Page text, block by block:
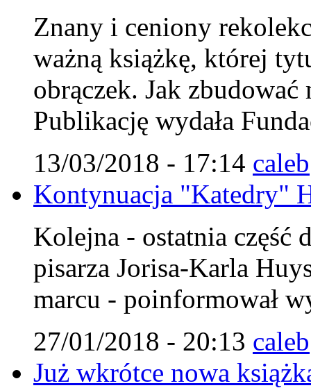
Znany i ceniony
ważną książkę, której
obrączek. Jak zbudować
Publikację wydała
13/03/2018 - 17:14 caleb
Kontynuacja "Katedry"
Kolejna - ostatnia część
pisarza Jorisa-Karla
marcu - poinformował
27/01/2018 - 20:13 caleb
Już wkrótce nowa